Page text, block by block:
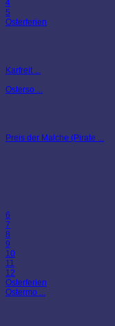
4
5
Osterferien
Karfreit ...
Osterso ...
Preis der Malche (Pirate ...
6
7
8
9
10
11
12
Osterferien
Ostermo ...